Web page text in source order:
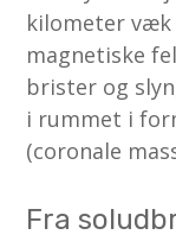
kilometer væk
magnetiske
brister og
i rummet i
(coronale
Fra